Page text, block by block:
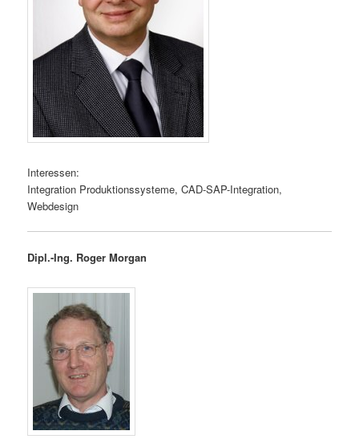
Interessen:
Integration Produktionssysteme, CAD-SAP-Integration,
Webdesign
Dipl.-Ing. Roger Morgan